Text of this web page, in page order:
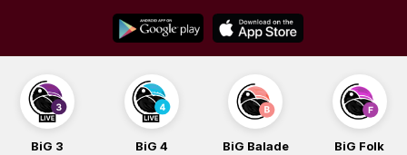
content
BiG 3 BiG 4 BiG Balade BiG Folk